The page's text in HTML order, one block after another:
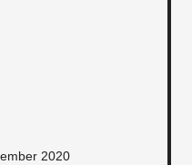
2020